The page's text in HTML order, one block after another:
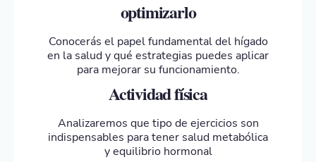
optimizarlo
Conocerás el papel fundamental del hígado
en la salud y qué estrategias puedes aplicar
para mejorar su funcionamiento.
Actividad física
Analizaremos que tipo de ejercicios son
indispensables para tener salud metabólica
y equilibrio hormonal